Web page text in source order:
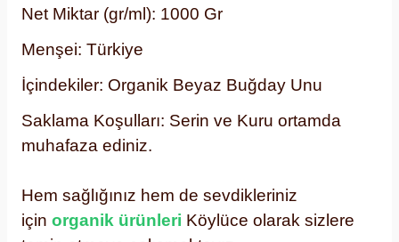
Net Miktar (gr/ml): 1000 Gr
Menşei: Türkiye
İçindekiler: Organik Beyaz Buğday Unu
Saklama Koşulları: Serin ve Kuru ortamda
muhafaza ediniz.
Hem sağlığınız hem de sevdikleriniz
için organik ürünleri Köylüce olarak sizlere